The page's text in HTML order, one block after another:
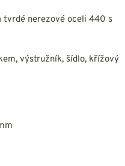
nerezové oceli 440 s
výstružník, šídlo, křížový